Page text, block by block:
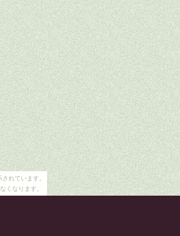
れています。
くなります。